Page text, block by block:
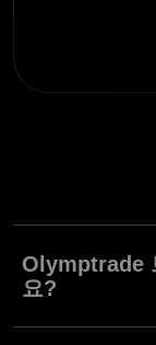
Olymptrade
요?